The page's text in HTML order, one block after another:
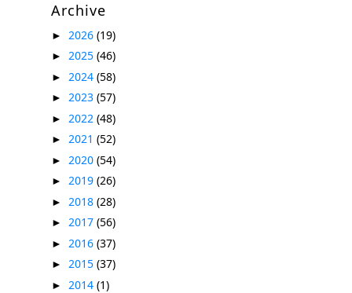
Archive
► 2026 (19)
► 2025 (46)
► 2024 (58)
► 2023 (57)
► 2022 (48)
► 2021 (52)
► 2020 (54)
► 2019 (26)
► 2018 (28)
► 2017 (56)
► 2016 (37)
► 2015 (37)
► 2014 (1)